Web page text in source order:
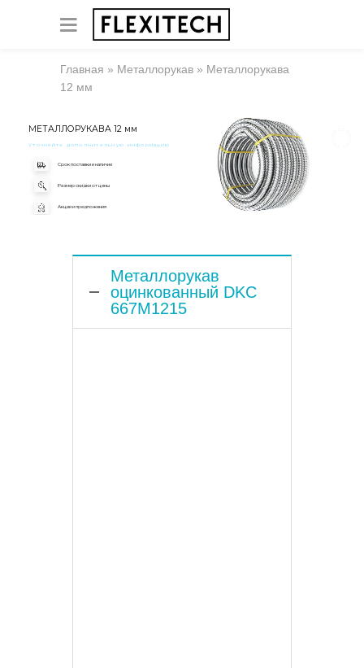
Главная » Металлорукав » Металлорукава
12 мм
МЕТАЛЛОРУКАВА 12 мм
Уточняйте дополнительную информацию
Срок поставки и наличие
Размер скидки от цены
Акции и предложения
Металлорукав
оцинкованный DKC
667M1215